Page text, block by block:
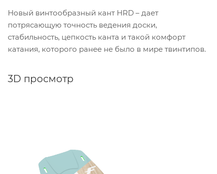
Новый винтообразный кант HRD – дает
потрясающую точность ведения доски,
стабильность, цепкость канта и такой комфорт
катания, которого ранее не было в мире твинтипов.
3D просмотр